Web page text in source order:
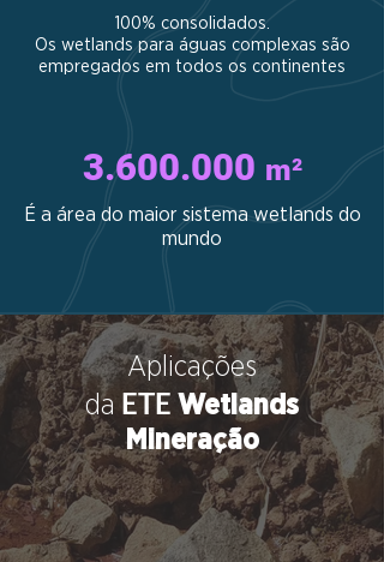
100% consolidados.
Os wetlands para águas complexas são
empregados em todos os continentes
3.600.000 m²
É a área do maior sistema wetlands do
mundo
Aplicações
da ETE Wetlands
Mineração